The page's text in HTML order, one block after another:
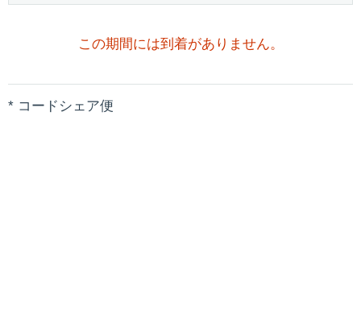
この期間には到着がありません。
* コードシェア便